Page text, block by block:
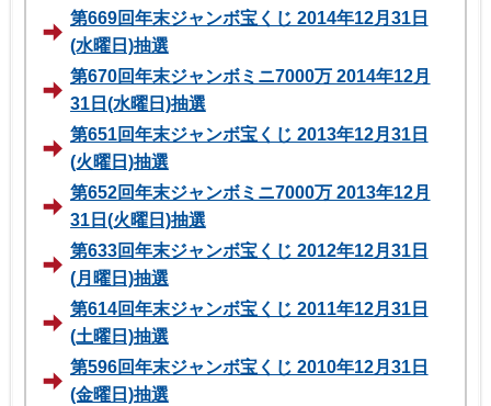
第669回年末ジャンボ宝くじ 2014年12月31日
(水曜日)抽選
第670回年末ジャンボミニ7000万 2014年12月
31日(水曜日)抽選
第651回年末ジャンボ宝くじ 2013年12月31日
(火曜日)抽選
第652回年末ジャンボミニ7000万 2013年12月
31日(火曜日)抽選
第633回年末ジャンボ宝くじ 2012年12月31日
(月曜日)抽選
第614回年末ジャンボ宝くじ 2011年12月31日
(土曜日)抽選
第596回年末ジャンボ宝くじ 2010年12月31日
(金曜日)抽選